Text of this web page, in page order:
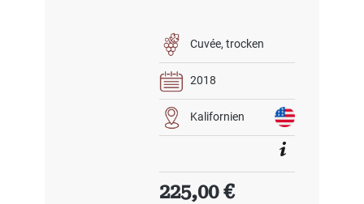
Cuvée trocken
2018
Kalifornien
Regulärer Preis:
225,00 €